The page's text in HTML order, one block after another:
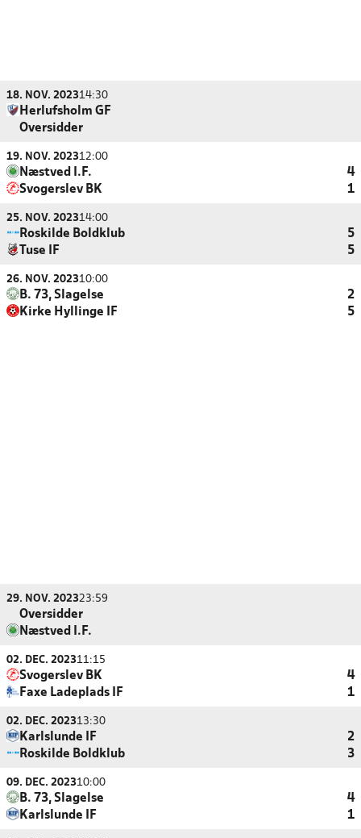
18. NOV. 202314:30
Herlufsholm GF
Oversidder
19. NOV. 202312:00
Næstved I.F.
4
Svogerslev BK
1
25. NOV. 202314:00
Roskilde Boldklub
5
Tuse IF
5
26. NOV. 202310:00
B. 73, Slagelse
2
Kirke Hyllinge IF
5
29. NOV. 202323:59
Oversidder
Næstved I.F.
02. DEC. 202311:15
Svogerslev BK
4
Faxe Ladeplads IF
1
02. DEC. 202313:30
Karlslunde IF
2
Roskilde Boldklub
3
09. DEC. 202310:00
B. 73, Slagelse
4
Karlslunde IF
1